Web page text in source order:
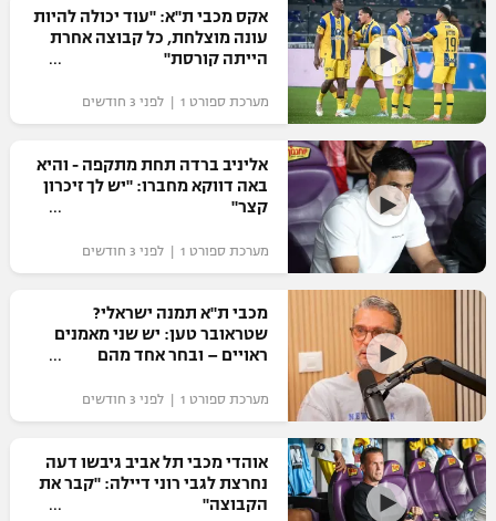
לוח שידורים
ברחבה
"מעל הליגה" – פודקאסט
"מחצית בשכונה" – פודקאסט
משתתפים וזוכים בפרסים
תקנון משתתפים וזוכים בפרסים
תקנון עבור פעילות אלקטרה
תקנון עבור פעילות ספורט 1 – "מרלן"
טניס
גיימינג E-Sports
הפועל חיפה
הפועל באר שבע
מכבי נתניה
בני יהודה
ליגה סינית
ליגה ברזילאית
ליגות נוספות
אגרוף
ספורט אולימפי
UFC
היאבקות WWE
אופניים
ספורט מוטורי
כדורמים
פוטבול אמריקאי NFL
בייסבול MLB
אקס מכבי ת"א: "עוד יכולה להיות
עונה מוצלחת, כל קבוצה אחרת
הייתה קורסת"
מערכת ספורט 1 | לפני 3 חודשים
אליניב ברדה תחת מתקפה - והיא
באה דווקא מחברו: "יש לך זיכרון
קצר"
מערכת ספורט 1 | לפני 3 חודשים
מכבי ת"א תמנה ישראלי?
שטראובר טען: יש שני מאמנים
ראויים – ובחר אחד מהם
מערכת ספורט 1 | לפני 3 חודשים
אוהדי מכבי תל אביב גיבשו דעה
נחרצת לגבי רוני דיילה: "קבר את
הקבוצה"